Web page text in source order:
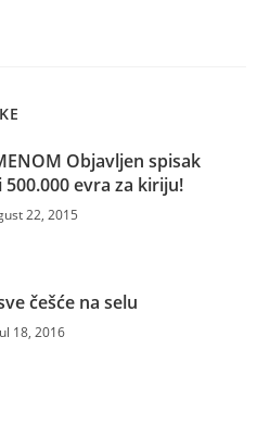
Objavljen spisak
evra za kiriju!
22, 2015
češće na selu
18, 2016